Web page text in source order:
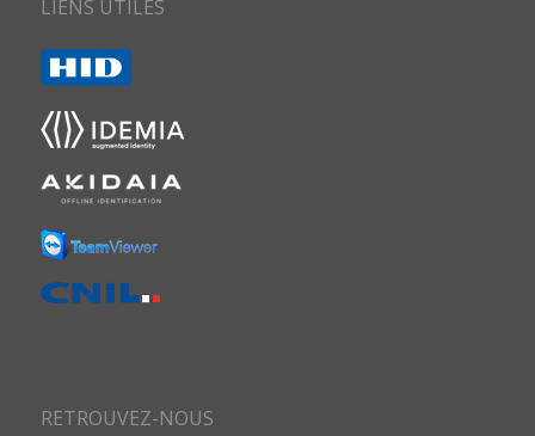
LIENS UTILES
RETROUVEZ-NOUS